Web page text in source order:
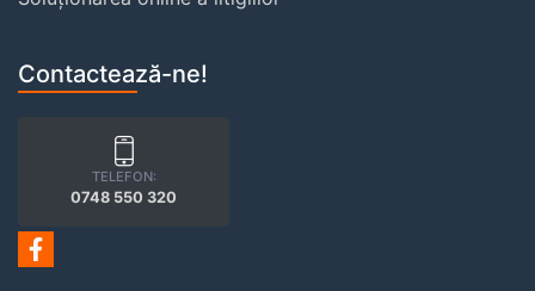
Contactează-ne!
TELEFON:
0748 550 320